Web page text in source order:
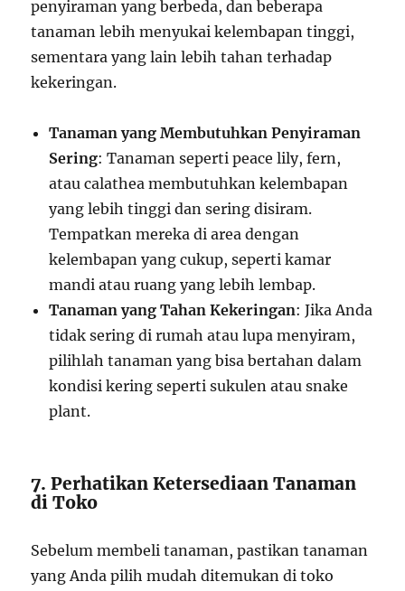
penyiraman yang berbeda, dan beberapa
tanaman lebih menyukai kelembapan tinggi,
sementara yang lain lebih tahan terhadap
kekeringan.
Tanaman yang Membutuhkan Penyiraman
Sering: Tanaman seperti peace lily, fern,
atau calathea membutuhkan kelembapan
yang lebih tinggi dan sering disiram.
Tempatkan mereka di area dengan
kelembapan yang cukup, seperti kamar
mandi atau ruang yang lebih lembap.
Tanaman yang Tahan Kekeringan: Jika Anda
tidak sering di rumah atau lupa menyiram,
pilihlah tanaman yang bisa bertahan dalam
kondisi kering seperti sukulen atau snake
plant.
7. Perhatikan Ketersediaan Tanaman
di Toko
Sebelum membeli tanaman, pastikan tanaman
yang Anda pilih mudah ditemukan di toko